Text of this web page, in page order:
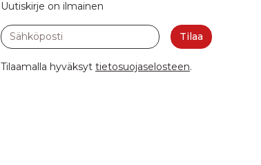
Uutiskirje on ilmainen
Sähköposti
Tilaa
Tilaamalla hyväksyt tietosuojaselosteen.